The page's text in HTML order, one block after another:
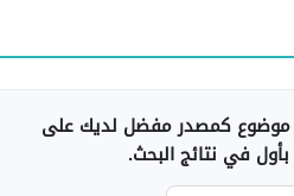
موضوع كمصدر مفضل لديك على
في نتائج البحث.